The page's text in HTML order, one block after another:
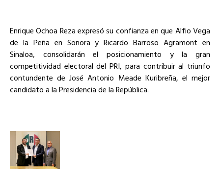
Enrique Ochoa Reza expresó su confianza en que Alfio Vega
de la Peña en Sonora y Ricardo Barroso Agramont en
Sinaloa, consolidarán el posicionamiento y la gran
competitividad electoral del PRI, para contribuir al triunfo
contundente de José Antonio Meade Kuribreña, el mejor
candidato a la Presidencia de la República.